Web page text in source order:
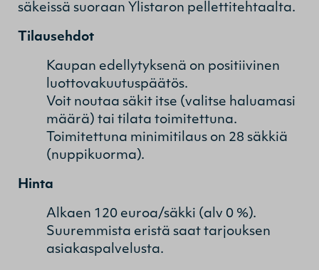
säkeissä suoraan Ylistaron pellettitehtaalta.
Tilausehdot
Kaupan edellytyksenä on positiivinen
luottovakuutuspäätös.
Voit noutaa säkit itse (valitse haluamasi
määrä) tai tilata toimitettuna.
Toimitettuna minimitilaus on 28 säkkiä
(nuppikuorma).
Hinta
Alkaen 120 euroa/säkki (alv 0 %).
Suuremmista eristä saat tarjouksen
asiakaspalvelusta.